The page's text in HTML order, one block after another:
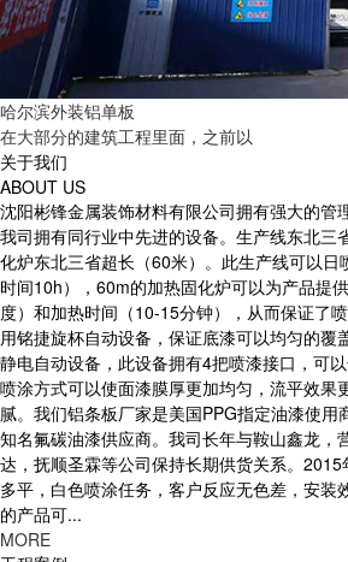
哈尔滨外装铝单板
在大部分的建筑工程里面，之前以
关于我们
ABOUT US
沈阳彬锋金属装饰材料有限公司拥有强大的管
我司拥有同行业中先进的设备。生产线东北三
化炉东北三省超长（60米）。此生产线可以
时间10h），60m的加热固化炉可以为产品提
度）和加热时间（10-15分钟），从而保证了
用铭捷旋杯自动设备，保证底漆可以均匀的覆
静电自动设备，此设备拥有4把喷漆接口，可
喷涂方式可以使面漆膜厚更加均匀，流平效果
腻。我们铝条板厂家是美国PPG指定油漆使用
知名氟碳油漆供应商。我司长年与鞍山鑫龙，
达，抚顺圣霖等公司保持长期供货关系。
多平，白色喷涂任务，客户反应无色差，安装
的产品可...
MORE